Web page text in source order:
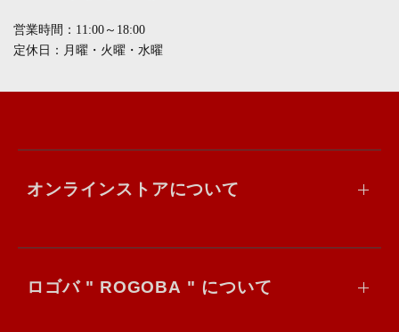
営業時間：11:00～18:00
定休日：月曜・火曜・水曜
オンラインストアについて
ロゴバ " ROGOBA " について